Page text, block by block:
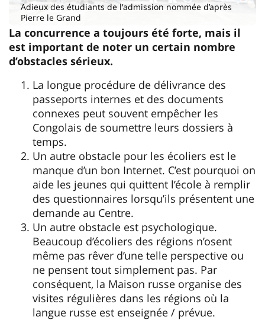
Adieux des étudiants de l'admission nommée d’après
Pierre le Grand
La concurrence a toujours été forte, mais il
est important de noter un certain nombre
d’obstacles sérieux.
La longue procédure de délivrance des
passeports internes et des documents
connexes peut souvent empêcher les
Congolais de soumettre leurs dossiers à
temps.
Un autre obstacle pour les écoliers est le
manque d’un bon Internet. C’est pourquoi on
aide les jeunes qui quittent l’école à remplir
des questionnaires lorsqu’ils présentent une
demande au Centre.
Un autre obstacle est psychologique.
Beaucoup d’écoliers des régions n’osent
même pas rêver d’une telle perspective ou
ne pensent tout simplement pas. Par
conséquent, la Maison russe organise des
visites régulières dans les régions où la
langue russe est enseignée / prévue.